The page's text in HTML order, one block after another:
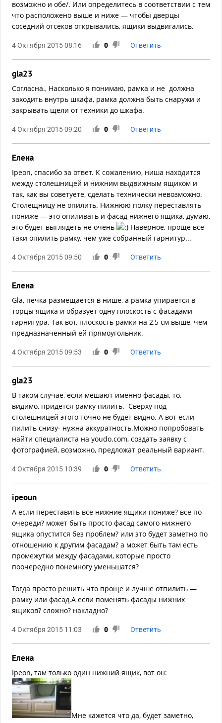
возможно и обе/. Или определитесь в соответствии с тем
что расположено выше и ниже — чтобы дверцы
соседний отсеков открывались, ящики выдвигались.
4 Октября 2015 08:16 0 Ответить
gla23
Согласна., Насколько я понимаю, рамка и не должна
заходить внутрь шкафа, рамка должна быть снаружи и
закрывать щели от техники до шкафа.
4 Октября 2015 09:20 0 Ответить
Елена
Ipeon, спасибо за ответ. К сожалению, ниша находится
между столешницей и нижним выдвижным ящиком и
так, как вы советуете, сделать технически невозможно.
Столещницу не опилить. Нижнюю полку переставлять
пониже — это опиливать и фасад нижнего ящика, думаю,
это будет выглядеть не очень
Наверное, проще все-
таки опилить рамку, чем уже собранный гарнитур...
4 Октября 2015 09:50 0 Ответить
Елена
Gla, печка размещается в нише, а рамка упирается в
торцы ящика и образует одну плоскость с фасадами
гарнитура. Так вот, плоскость рамки на 2,5 см выше, чем
предназначенный ей прямоугольник.
4 Октября 2015 09:53 0 Ответить
gla23
В таком случае, если мешают именно фасады, то,
видимо, придется рамку пилить. Сверху под
столешницей этого точно не будет видно. А вот если
пилить снизу- нужна аккуратность.Можно попробовать
найти специалиста на youdo.com, создать заявку с
фотографией, возможно, предложат реальный вариант.
4 Октября 2015 10:39 0 Ответить
ipeoun
А если переставить все нижние ящики пониже? все по
очереди? может быть просто фасад самого нижнего
ящика опустится без проблем? или это будет заметно по
отношению к другим фасадам? а может быть там есть
промежутки между фасадами, которые просто
поочередно понемногу уменьшатся?
Тогда просто решить что проще и лучше отпилить —
рамку или фасад.А если поменять фасады нижних
ящиков? сложно? накладно?
4 Октября 2015 11:03 0 Ответить
Елена
Ipeon, там только один нижний ящик, вот он:
Мне кажется что да, будет заметно,